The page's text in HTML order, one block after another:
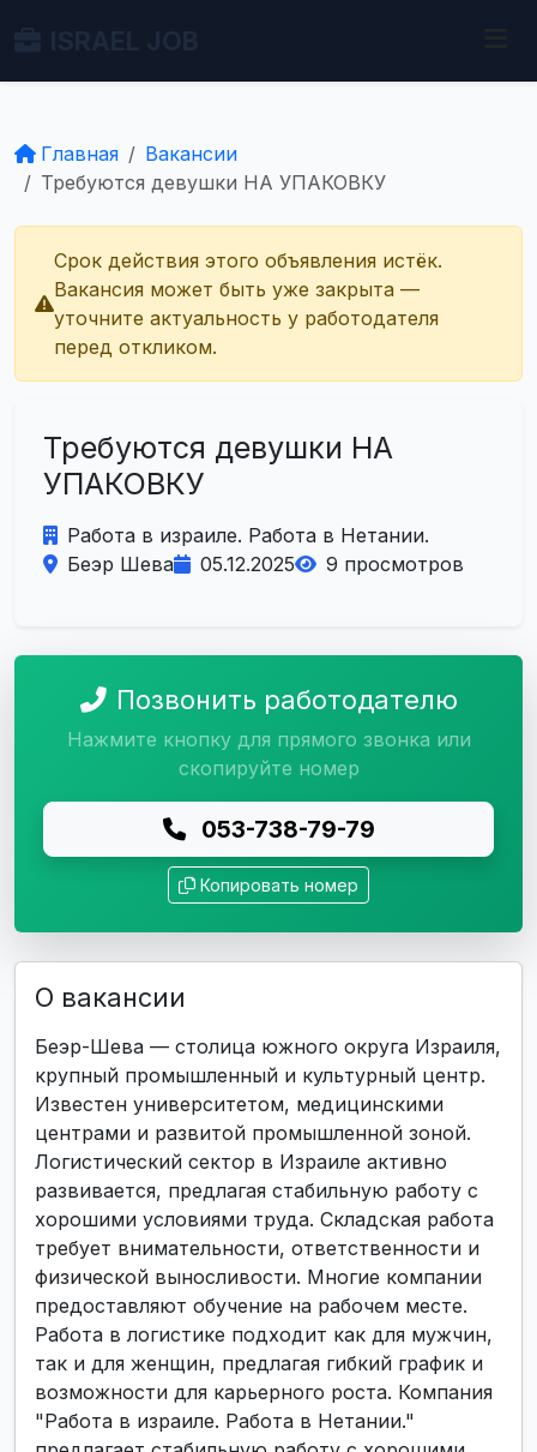
Главная
Вакансии
Требуются девушки НА УПАКОВКУ
Срок действия этого объявления истёк.
Вакансия может быть уже закрыта —
уточните актуальность у работодателя
перед откликом.
Требуются девушки НА
УПАКОВКУ
Работа в израиле. Работа в Нетании.
Беэр Шева
05.12.2025 9 просмотров
Позвонить работодателю
Нажмите кнопку для прямого звонка или
скопируйте номер
053-738-79-79
Копировать номер
О вакансии
Беэр-Шева — столица южного округа Израиля,
крупный промышленный и культурный центр.
Известен университетом, медицинскими
центрами и развитой промышленной зоной.
Логистический сектор в Израиле активно
развивается, предлагая стабильную работу с
хорошими условиями труда. Складская работа
требует внимательности, ответственности и
физической выносливости. Многие компании
предоставляют обучение на рабочем месте.
Работа в логистике подходит как для мужчин,
так и для женщин, предлагая гибкий график и
возможности для карьерного роста. Компания
"Работа в израиле. Работа в Нетании."